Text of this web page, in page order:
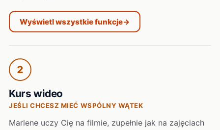
Wyświetl wszystkie funkcje→
2
Kurs wideo
JEŚLI CHCESZ MIEĆ WSPÓLNY WĄTEK
Marlene uczy Cię na filmie, zupełnie jak na zajęciach